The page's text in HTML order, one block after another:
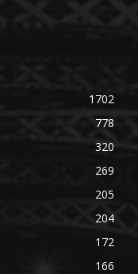
1702
778
320
269
205
204
172
166